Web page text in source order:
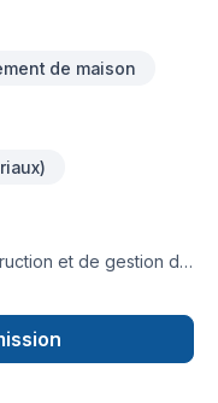
de maison
et de gestion de
allant de la
jusqu’à la gestion du